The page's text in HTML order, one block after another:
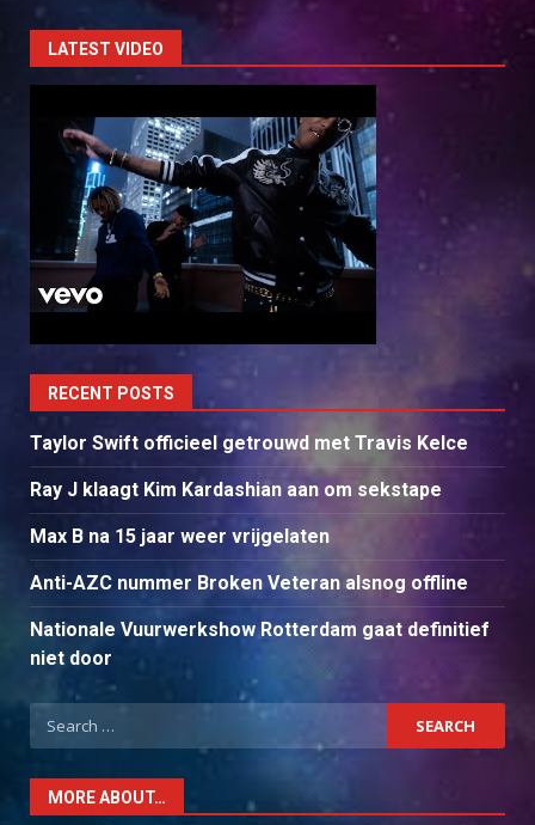
LATEST VIDEO
RECENT POSTS
Taylor Swift officieel getrouwd met Travis Kelce
Ray J klaagt Kim Kardashian aan om sekstape
Max B na 15 jaar weer vrijgelaten
Anti-AZC nummer Broken Veteran alsnog offline
Nationale Vuurwerkshow Rotterdam gaat definitief
niet door
Search
for:
MORE ABOUT…